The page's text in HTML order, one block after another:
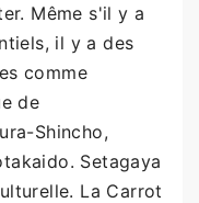
Même s'il y a
il y a des
comme
de
Shincho,
Setagaya
La Carrot